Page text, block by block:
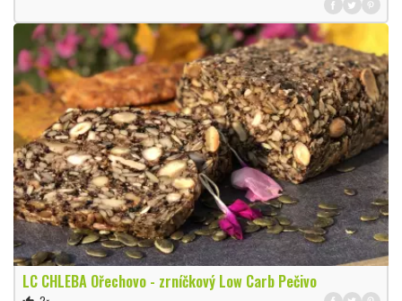
LC CHLEBA Ořechovo - zrníčkový Low Carb Pečivo